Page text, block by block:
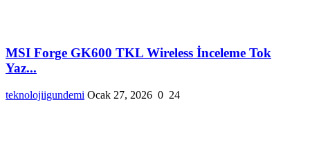
MSI Forge GK600 TKL Wireless İnceleme Tok
Yaz...
teknolojiigundemi Ocak 27, 2026 0 24